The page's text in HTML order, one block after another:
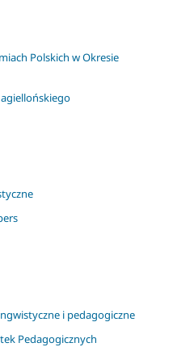
Polskich w Okresie
i pedagogiczne
Pedagogicznych